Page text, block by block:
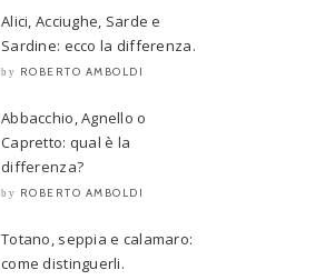
Alici, Acciughe, Sarde e
Sardine: ecco la differenza.
by ROBERTO AMBOLDI
Abbacchio, Agnello o
Capretto: qual è la
differenza?
by ROBERTO AMBOLDI
Totano, seppia e calamaro:
come distinguerli.